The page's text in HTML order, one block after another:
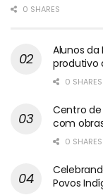
0 SHARES
Alunos
produtivo
0 SHARES
Centro
com
0 SHARES
Povos